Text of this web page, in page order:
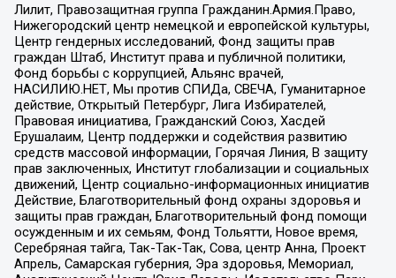
Лилит, Правозащитная группа Гражданин.Армия.Право,
Нижегородский центр немецкой и европейской культуры,
Центр гендерных исследований, Фонд защиты прав
граждан Штаб, Институт права и публичной политики,
Фонд борьбы с коррупцией, Альянс врачей,
НАСИЛИЮ.НЕТ, Мы против СПИДа, СВЕЧА, Гуманитарное
действие, Открытый Петербург, Лига Избирателей,
Правовая инициатива, Гражданский Союз, Хасдей
Ерушалаим, Центр поддержки и содействия развитию
средств массовой информации, Горячая Линия, В защиту
прав заключенных, Институт глобализации и социальных
движений, Центр социально-информационных инициатив
Действие, Благотворительный фонд охраны здоровья и
защиты прав граждан, Благотворительный фонд помощи
осужденным и их семьям, Фонд Тольятти, Новое время,
Серебряная тайга, Так-Так-Так, Сова, центр Анна, Проект
Апрель, Самарская губерния, Эра здоровья, Мемориал,